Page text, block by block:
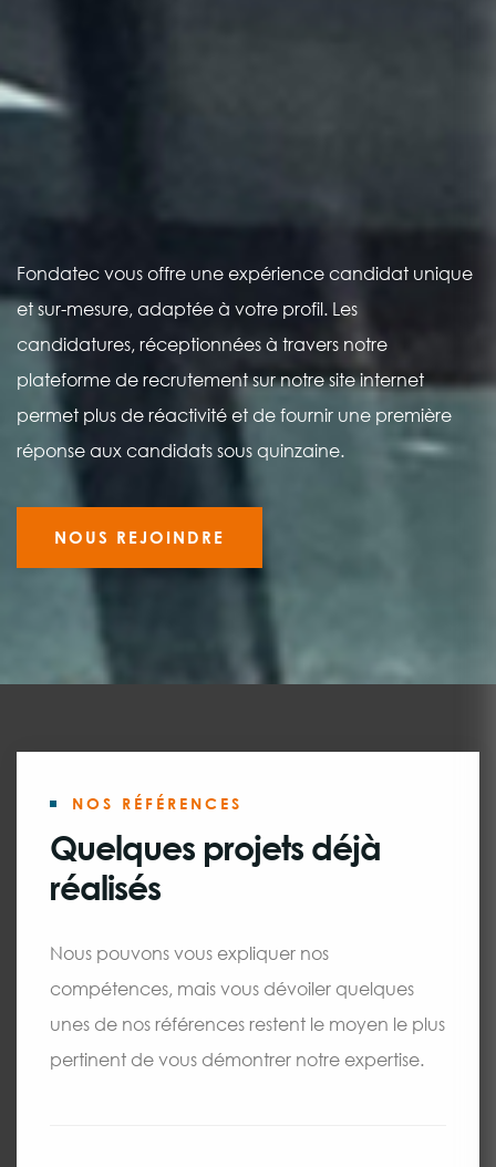
Fondatec vous offre une expérience candidat unique
et sur-mesure, adaptée à votre profil. Les
candidatures, réceptionnées à travers notre
plateforme de recrutement sur notre site internet
permet plus de réactivité et de fournir une première
réponse aux candidats sous quinzaine.
NOUS REJOINDRE
NOS RÉFÉRENCES
Quelques projets déjà
réalisés
Nous pouvons vous expliquer nos
compétences, mais vous dévoiler quelques
unes de nos références restent le moyen le plus
pertinent de vous démontrer notre expertise.